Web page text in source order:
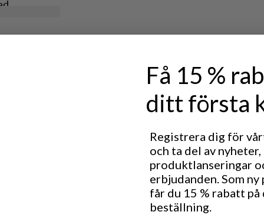
OUTDOOR LIFE
Prestanda
BREATHABILITY 4
Få 15 %
ditt första
Registrera dig för
och ta del av nyheter,
produktlanseringar
erbjudanden. Som
får du 15 % rabatt
beställning.